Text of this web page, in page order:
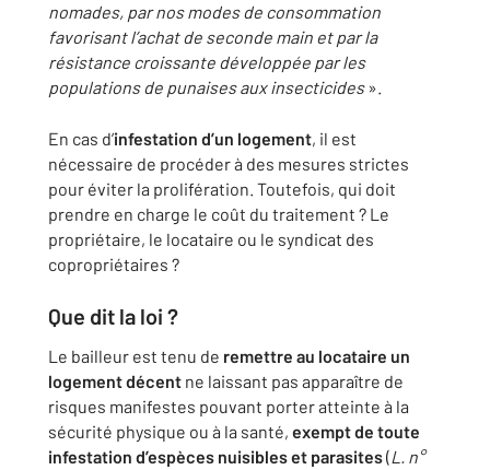
nomades, par nos modes de consommation
favorisant l’achat de seconde main et par la
résistance croissante développée par les
populations de punaises aux insecticides».
En cas d’infestation d’un logement, il est
nécessaire de procéder à des mesures strictes
pour éviter la prolifération. Toutefois, qui doit
prendre en charge le coût du traitement ? Le
propriétaire, le locataire ou le syndicat des
copropriétaires ?
Que dit la loi ?
Le bailleur est tenu de remettre au locataire un
logement décent ne laissant pas apparaître de
risques manifestes pouvant porter atteinte à la
sécurité physique ou à la santé, exempt de toute
infestation d’espèces nuisibles et parasites(L. n°